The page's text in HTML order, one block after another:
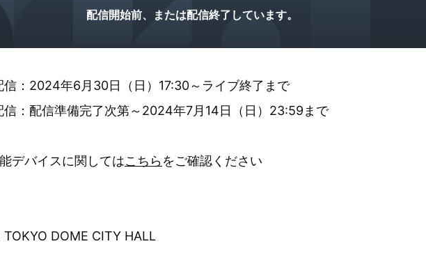
配信開始前、または配信終了しています。
信：2024年6月30日（日）17:30～ライブ終了まで
信：配信準備完了次第～2024年7月14日（日）23:59まで
デバイスに関してはこちら をご確認ください
TOKYO DOME CITY HALL